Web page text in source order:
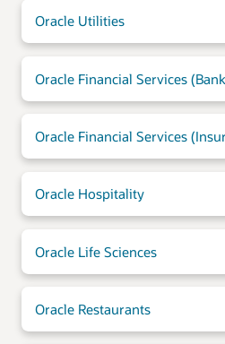
Oracle Utilities
Oracle Financial Services
Oracle Financial Services
Oracle Hospitality
Oracle Life Sciences
Oracle Restaurants